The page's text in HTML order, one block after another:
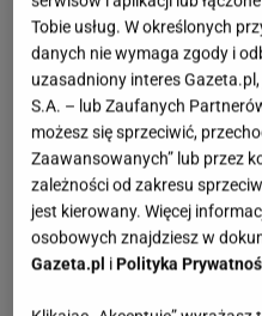
Tobie usług. W określonych
danych nie wymaga zgody i
uzasadniony interes
S.A. – lub Zaufanych
możesz się sprzeciwić,
Zaawansowanych” lub przez
zależności od zakresu
jest kierowany. Więcej
osobowych znajdziesz w
Gazeta.pl iPolityka